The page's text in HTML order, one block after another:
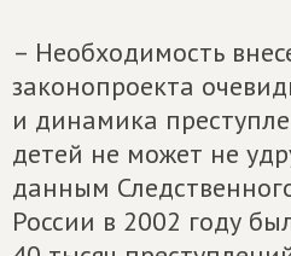
– Необходимость
законопроекта
и динамика
детей не может не
данным
России в 2002 году